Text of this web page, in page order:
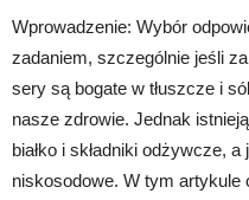
Wprowadzenie: Wybór
zadaniem, szczególnie jeśli
sery są bogate w tłuszcze i
nasze zdrowie. Jednak
białko i składniki odżywcze,
niskosodowe. W tym